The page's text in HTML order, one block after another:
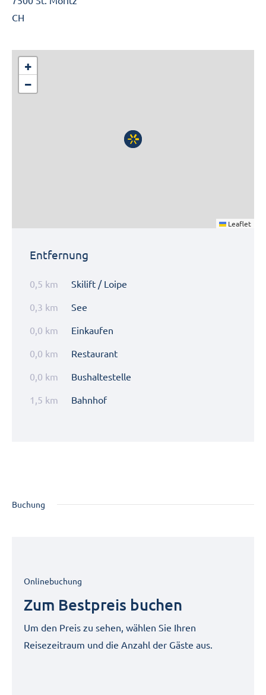
CH
+
−
Leaflet
Entfernung
Skilift / Loipe
0,5 km
See
0,3 km
Einkaufen
0,0 km
Restaurant
0,0 km
Bushaltestelle
0,0 km
Bahnhof
1,5 km
Buchung
Onlinebuchung
Zum Bestpreis buchen
Um den Preis zu sehen, wählen Sie Ihren
Reisezeitraum und die Anzahl der Gäste aus.